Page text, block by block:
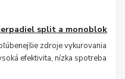
split a monoblok
zdroje vykurovania
efektivita, nízka spotreba